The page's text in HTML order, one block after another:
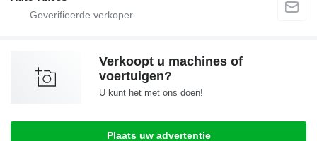
Verkoopt u machines of
voertuigen?
U kunt het met ons doen!
Plaats uw advertentie